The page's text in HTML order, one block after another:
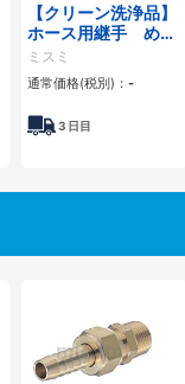
【クリーン洗浄品】
ホース用継手 めね
じニップル
SUS316L
ミスミ
通常価格(税別)： -
3 日目